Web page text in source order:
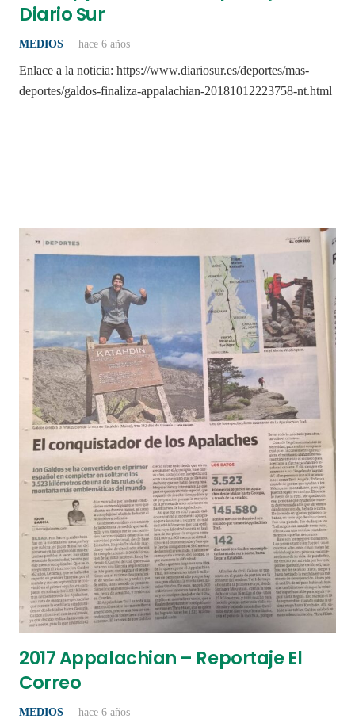
Diario Sur
MEDIOS hace 6 años
Enlace a la noticia: https://www.diariosur.es/deportes/mas-
deportes/galdos-finaliza-appalachian-20181012223758-nt.html
2017 Appalachian – Reportaje El
Correo
MEDIOS hace 6 años